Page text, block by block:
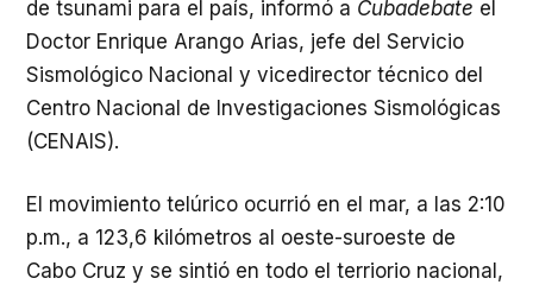
de tsunami para el país, informó a Cubadebate el
Doctor Enrique Arango Arias, jefe del Servicio
Sismológico Nacional y vicedirector técnico del
Centro Nacional de Investigaciones Sismológicas
(CENAIS).
El movimiento telúrico ocurrió en el mar, a las 2:10
p.m., a 123,6 kilómetros al oeste-suroeste de
Cabo Cruz y se sintió en todo el terriorio nacional,